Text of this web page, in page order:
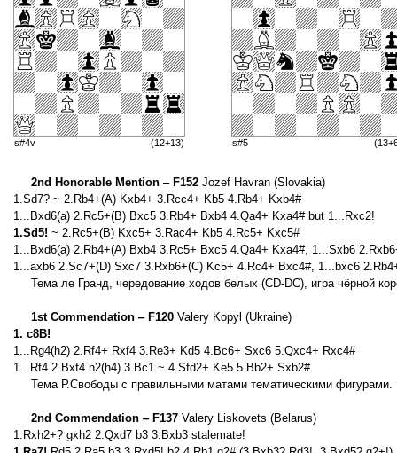
s#4v (12+13) s#5
2nd Honorable Mention ‒ F152 Jozef Havran (Slovakia)
1.Sd7? ~ 2.Rb4+(A) Kxb4+ 3.Rcc4+ Kb5 4.Rb4+ Kxb4#
1...Bxd6(a) 2.Rc5+(B) Bxc5 3.Rb4+ Bxb4 4.Qa4+ Kxa4# but 1...Rxc2!
1.Sd5! ~ 2.Rc5+(B) Kxc5+ 3.Rac4+ Kb5 4.Rc5+ Kxc5#
1...Bxd6(a) 2.Rb4+(A) Bxb4 3.Rc5+ Bxc5 4.Qa4+ Kxa4#, 1...Sxb6
1...axb6 2.Sc7+(D) Sxc7 3.Rxb6+(C) Kc5+ 4.Rc4+ Bxc4#, 1...bxc6
Тема ле Гранд, чередование ходов белых (CD-DC), игра чёрной
1st Commendation ‒ F120 Valery Kopyl (Ukraine)
1. c8B!
1...Rg4(h2) 2.Rf4+ Rxf4 3.Re3+ Kd5 4.Bc6+ Sxc6 5.Qxc4+ Rxc4#
1...Rf4 2.Bxf4 h2(h4) 3.Bc1 ~ 4.Sfd2+ Ke5 5.Bb2+ Sxb2#
Тема Р.Свободы с правильными матами тематическими фигурами.
2nd Commendation ‒ F137 Valery Liskovets (Belarus)
1.Rxh2+? gxh2 2.Qxd7 b3 3.Bxb3 stalemate!